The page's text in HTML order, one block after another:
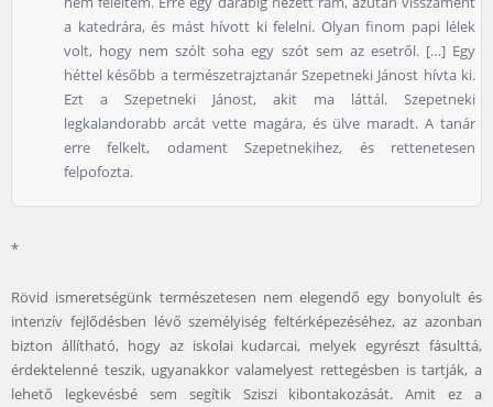
a katedrára, és mást hívott ki felelni. Olyan finom papi lélek
volt, hogy nem szólt soha egy szót sem az esetről. […] Egy
héttel később a természetrajztanár Szepetneki Jánost hívta ki.
Ezt a Szepetneki Jánost, akit ma láttál. Szepetneki
legkalandorabb arcát vette magára, és ülve maradt. A tanár
erre felkelt, odament Szepetnekihez, és rettenetesen
felpofozta.
*
Rövid ismeretségünk természetesen nem elegendő egy bonyolult és
intenzív fejlődésben lévő személyiség feltérképezéséhez, az azonban
bizton állítható, hogy az iskolai kudarcai, melyek egyrészt fásulttá,
érdektelenné teszik, ugyanakkor valamelyest rettegésben is tartják, a
lehető legkevésbé sem segítik Sziszi kibontakozását. Amit ez a